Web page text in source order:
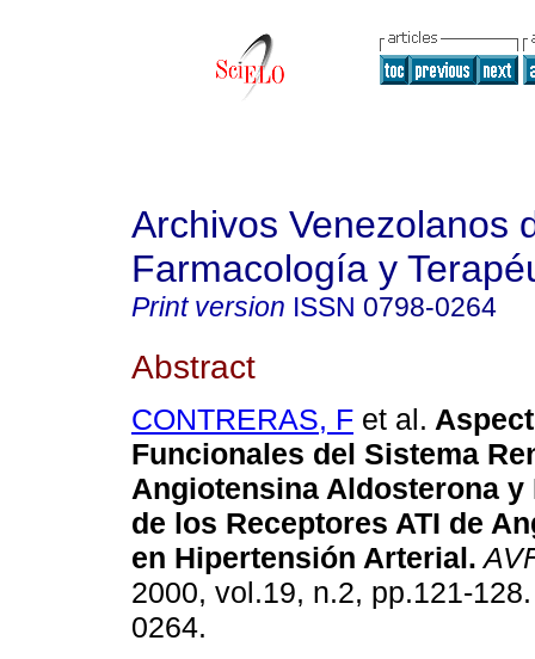
Archivos Venezolanos
Farmacología y
Print version ISSN 0798-0264
Abstract
CONTRERAS, F et al.
Funcionales del Sistema
Angiotensina Aldosterona y
de los Receptores ATI de
en Hipertensión Arterial.
2000, vol.19, n.2, pp.121-
0264.